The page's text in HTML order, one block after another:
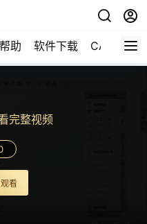
帮助 软件下载 CAD资料
完整视频
看